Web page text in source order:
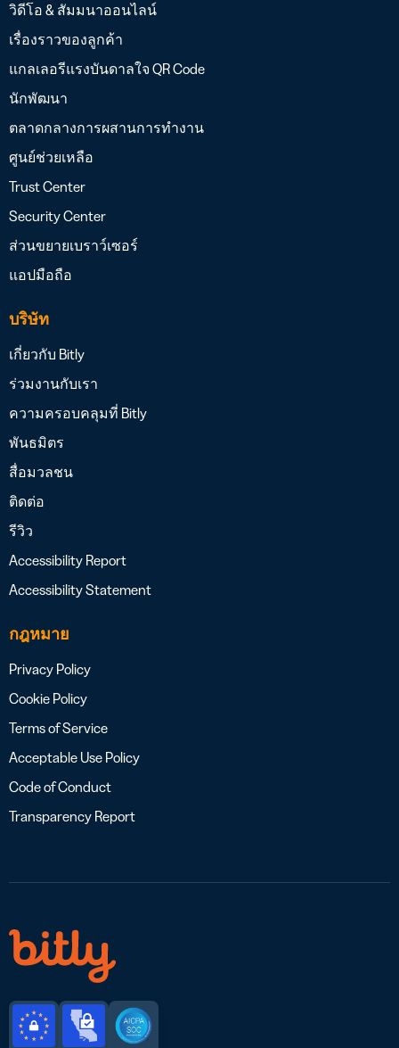
วิดีโอ & สัมมนาออนไลน์
เรื่องราวของลูกค้า
แกลเลอรีแรงบันดาลใจ QR Code
นักพัฒนา
ตลาดกลางการผสานการทำงาน
ศูนย์ช่วยเหลือ
Trust Center
Security Center
ส่วนขยายเบราว์เซอร์
แอปมือถือ
บริษัท
เกี่ยวกับ Bitly
ร่วมงานกับเรา
ความครอบคลุมที่ Bitly
พันธมิตร
สื่อมวลชน
ติดต่อ
รีวิว
Accessibility Report
Accessibility Statement
กฎหมาย
Privacy Policy
Cookie Policy
Terms of Service
Acceptable Use Policy
Code of Conduct
Transparency Report